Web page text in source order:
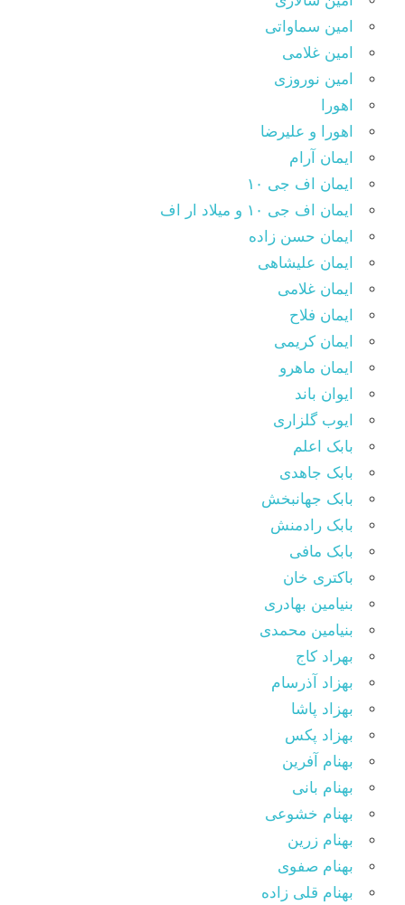
امین سماواتی
امین غلامی
امین نوروزی
اهورا
اهورا و علیرضا
ایمان آرام
ایمان اف جی ۱۰
ایمان اف جی ۱۰ و میلاد ار اف
ایمان حسن زاده
ایمان علیشاهی
ایمان غلامی
ایمان فلاح
ایمان کریمی
ایمان ماهرو
ایوان باند
ایوب گلزاری
بابک اعلم
بابک جاهدی
بابک جهانبخش
بابک رادمنش
بابک مافی
باکتری خان
بنیامین بهادری
بنیامین محمدی
بهراد کاج
بهزاد آذرسام
بهزاد پاشا
بهزاد پکس
بهنام آفرین
بهنام بانی
بهنام خشوعی
بهنام زرین
بهنام صفوی
بهنام قلی زاده